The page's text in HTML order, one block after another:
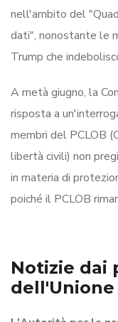
nell'ambito del
dati", nonostante le
Trump che
A metà giugno, la
risposta a
membri del PCLOB
libertà civili) non
in materia di
poiché il PCLOB
Notizie dai